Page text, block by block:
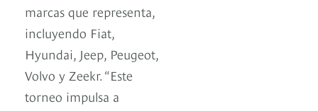
marcas que representa,
incluyendo Fiat,
Hyundai, Jeep, Peugeot,
Volvo y Zeekr. “Este
torneo impulsa a